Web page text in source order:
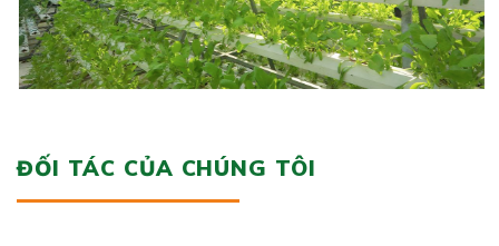
ĐỐI TÁC CỦA CHÚNG TÔI